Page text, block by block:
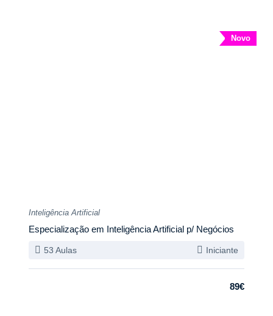
Novo
Inteligência Artificial
Especialização em Inteligência Artificial p/ Negócios
53 Aulas Iniciante
89€